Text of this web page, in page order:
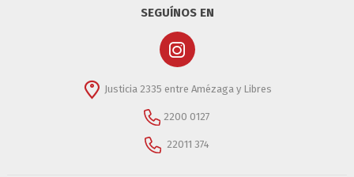
SEGUÍNOS EN
Justicia 2335 entre Amézaga y Libres
2200 0127
22011 374